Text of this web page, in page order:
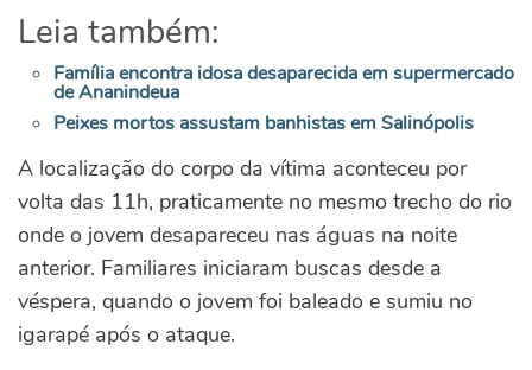
Leia também:
Família encontra idosa desaparecida em supermercado
de Ananindeua
Peixes mortos assustam banhistas em Salinópolis
A localização do corpo da vítima aconteceu por
volta das 11h, praticamente no mesmo trecho do rio
onde o jovem desapareceu nas águas na noite
anterior. Familiares iniciaram buscas desde a
véspera, quando o jovem foi baleado e sumiu no
igarapé após o ataque.